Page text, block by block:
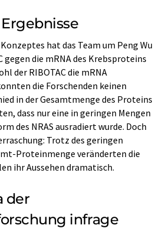
hat das Team um Peng Wu
gegen die mRNA des Krebsproteins
der RIBOTAC die mRNA
die Forschenden keinen
in der Gesamtmenge des Proteins
dass nur eine in geringen Mengen
des NRAS ausradiert wurde. Doch
Trotz des geringen
Proteinmenge veränderten die
ihr Aussehen dramatisch.
der
infrage